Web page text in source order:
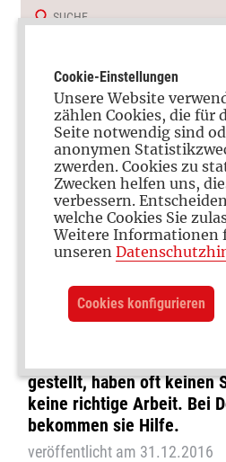
Teenagermütter
Madagaskar:
Kind
gestellt, haben oft keinen
keine richtige Arbeit. Bei
bekommen sie Hilfe.
veröffentlicht am 31.12.2016
Cookie-Einstellungen
Unsere Website
zählen Cookies, die für
Seite notwendig sind
anonymen
zwerden. Cookies zu
Zwecken helfen uns,
verbessern.
welche Cookies Sie
Weitere Informationen
unseren
Cookies konfigurieren